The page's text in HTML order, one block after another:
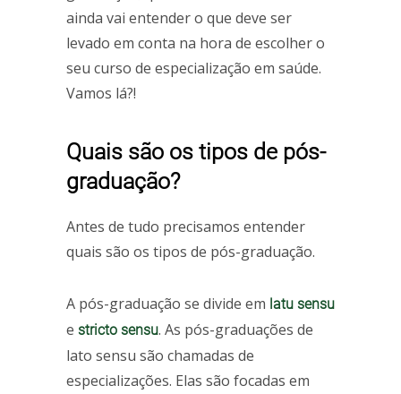
ainda vai entender o que deve ser
levado em conta na hora de escolher o
seu curso de especialização em saúde.
Vamos lá?!
Quais são os tipos de pós-
graduação?
Antes de tudo precisamos entender
quais são os tipos de pós-graduação.
A pós-graduação se divide em latu sensu
e stricto sensu. As pós-graduações de
lato sensu são chamadas de
especializações. Elas são focadas em